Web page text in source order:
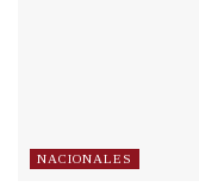
NACIONALES